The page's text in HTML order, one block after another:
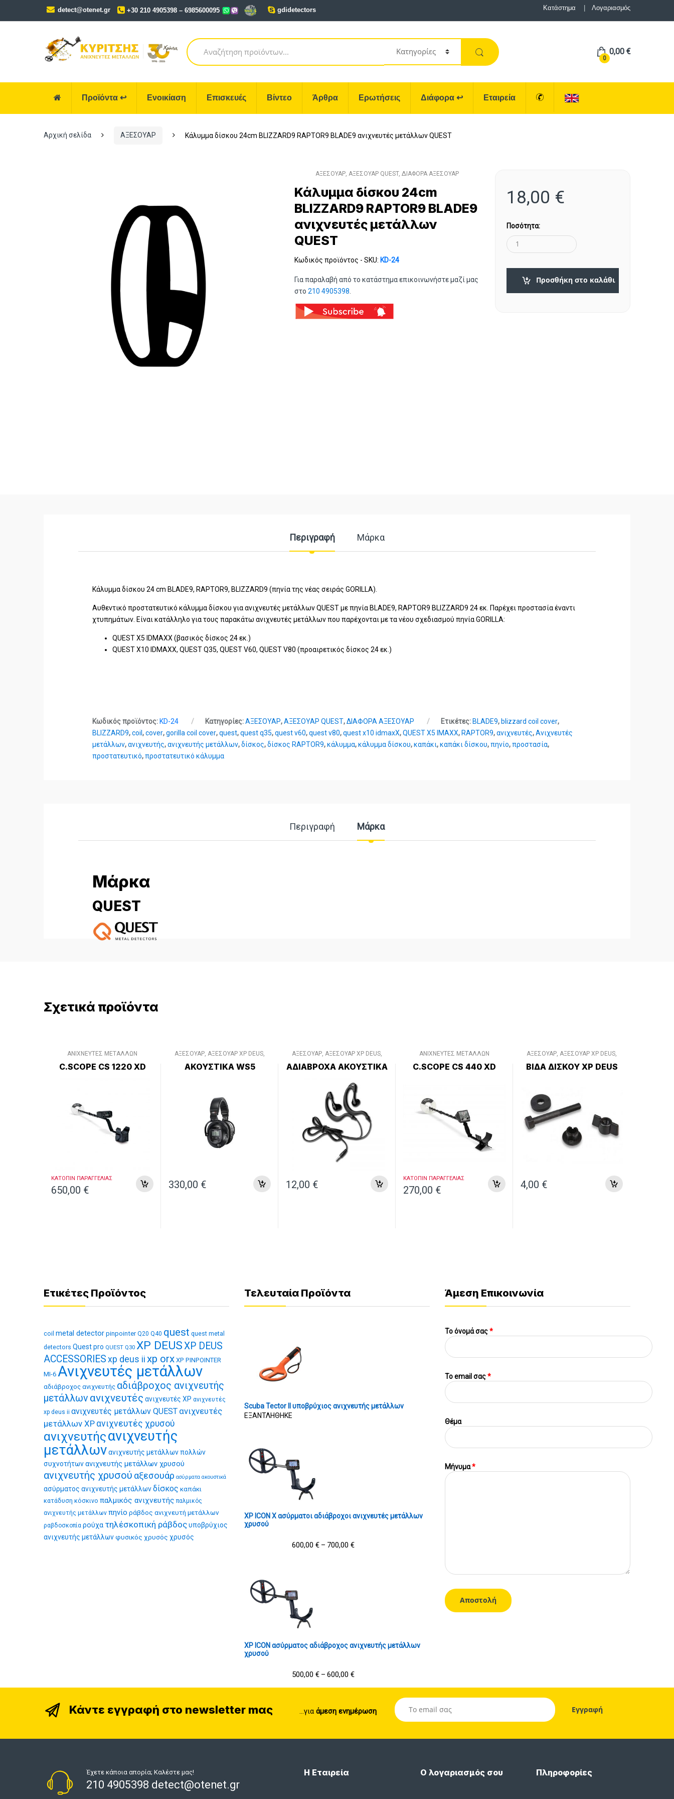
detect@otenet.gr +30 210 4905398 – 6985600095 gdidetectors Κατάστημα Λογαριασμός
Search
for:
0
0,00 €
Προϊόντα ↩ Ενοικίαση Επισκευές Βίντεο Άρθρα Ερωτήσεις Διάφορα ↩ Εταιρεία
Αρχική σελίδα ΑΞΕΣΟΥΑΡ Κάλυμμα δίσκου 24cm BLIZZARD9 RAPTOR9 BLADE9 ανιχνευτές μετάλλων QUEST
ΑΞΕΣΟΥΑΡ ΑΞΕΣΟΥΑΡ QUEST, ΔΙΑΦΟΡΑ ΑΞΕΣΟΥΑΡ
Κάλυμμα δίσκου 24cm
BLIZZARD9 RAPTOR9 BLADE9
ανιχνευτές μετάλλων
QUEST
Κωδικός προϊόντος - SKU: KD-24
Για παραλαβή από το κατάστημα επικοινωνήστε μαζί μας
στο 210 4905398
18,00 €
Ποσότητα:
Προσθήκη στο καλάθι
Περιγραφή Μάρκα
Κάλυμμα δίσκου 24 cm BLADE9, RAPTOR9, BLIZZARD9 (πηνία της νέας σειράς GORILLA).
Αυθεντικό προστατευτικό κάλυμμα δίσκου για ανιχνευτές μετάλλων QUEST με πηνία BLADE9, RAPTOR9 BLIZZARD9 24 εκ. Παρέχει προστασία έναντι
χτυπημάτων. Είναι κατάλληλο για τους παρακάτω ανιχνευτές μετάλλων που παρέχονται με τα νέου σχεδιασμού πηνία GORILLA:
QUEST X5 IDMAXX (βασικός δίσκος 24 εκ.)
QUEST X10 IDMAXX, QUEST Q35, QUEST V60, QUEST V80 (προαιρετικός δίσκος 24 εκ.)
Κωδικός προϊόντος: KD-24 Κατηγορίες:ΑΞΕΣΟΥΑΡ,ΑΞΕΣΟΥΑΡ QUEST,ΔΙΑΦΟΡΑ ΑΞΕΣΟΥΑΡ Ετικέτες: BLADE9, blizzard coil cover,
BLIZZARD9,coil,cover,gorilla coil cover,quest,quest q35,quest v60,quest v80,quest x10 idmaxX,QUEST X5 IMAXX, RAPTOR9,ανιχνευτές,Ανιχνευτές
μετάλλων,ανιχνευτής,ανιχνευτής μετάλλων,δίσκος,δίσκος RAPTOR9,κάλυμμα,κάλυμμα δίσκου,καπάκι,καπάκι δίσκου,πηνίο,προστασία,
προστατευτικό,προστατευτικό κάλυμμα
Περιγραφή Μάρκα
Μάρκα
QUEST
Σχετικά προϊόντα
ΑΝΙΧΝΕΥΤΕΣ ΜΕΤΑΛΛΩΝ
C.SCOPE CS 1220 XD
ΚΑΤΟΠΙΝ ΠΑΡΑΓΓΕΛΙΑΣ
650,00 €
ΑΞΕΣΟΥΑΡ ΑΞΕΣΟΥΑΡ XP DEUS
ΑΚΟΥΣΤΙΚΑ WS5
330,00 €
ΑΞΕΣΟΥΑΡ ΑΞΕΣΟΥΑΡ XP DEUS
ΑΞΕΣΟΥΑΡ
ΑΔΙΑΒΡΟΧΑ ΑΚΟΥΣΤΙΚΑ
12,00 €
ΑΝΙΧΝΕΥΤΕΣ ΜΕΤΑΛΛΩΝ
C.SCOPE CS 440 XD
ΚΑΤΟΠΙΝ ΠΑΡΑΓΓΕΛΙΑΣ
270,00 €
ΑΞΕΣΟΥΑΡ ΑΞΕΣΟΥΑΡ XP DEUS
ΑΞΕΣΟΥΑΡ
ΒΙΔΑ ΔΙΣΚΟΥ XP DEUS
4,00 €
Ετικέτες Προϊόντος
coil metal detector pinpointer Q20 Q40 quest quest metal
detectors Quest pro QUEST Q30 XP DEUSXP DEUS
ACCESSORIES xp deus ii xp orx XP PINPOINTER
MI-6 Ανιχνευτές μετάλλων
αδιάβροχος ανιχνευτής αδιάβροχος ανιχνευτής
μετάλλων ανιχνευτές ανιχνευτές XP ανιχνευτές
xp deus ii ανιχνευτές μετάλλων QUEST ανιχνευτές
μετάλλων XP ανιχνευτές χρυσού
ανιχνευτήςανιχνευτής
μετάλλωνανιχνευτής μετάλλων πολλών
συχνοτήτωνανιχνευτής μετάλλων χρυσού
ανιχνευτής χρυσού αξεσουάρ ασύρματα ακουστικά
ασύρματος ανιχνευτής μετάλλωνδίσκος καπάκι
κατάδυση κόσκινο παλμικός ανιχνευτής παλμικός
ανιχνευτής μετάλλων πηνίο ράβδος ανιχνευτή μετάλλων
ραβδοσκοπία ρούχα τηλέσκοπική ράβδοςυποβρύχιος
ανιχνευτής μετάλλωνφυσικός χρυσός χρυσός
Τελευταία Προϊόντα
Scuba Tector II υποβρύχιος ανιχνευτής μετάλλων
ΕΞΑΝΤΛΗΘΗΚΕ
XP ICON X ασύρματοι αδιάβροχοι ανιχνευτές μετάλλων
χρυσού
600,00 € – 700,00 €
XP ICON ασύρματος αδιάβροχος ανιχνευτής μετάλλων
χρυσού
500,00 € – 600,00 €
Άμεση Επικοινωνία
Το όνομά σας*
To email σας*
Θέμα
Μήνυμα*
Κάντε εγγραφή στο newsletter mας ...για άμεση ενημέρωση
Η Εταιρεία Ο λογαριασμός σου Πληροφορίες
Έχετε κάποια απορία; Καλέστε μας!
210 4905398 detect@otenet.gr